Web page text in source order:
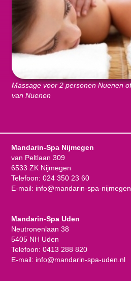
Massage voor 2 personen Nuenen
van Nuenen
Mandarin-Spa Nijmegen
van Peltlaan 309
6533 ZK Nijmegen
Telefoon: 024 350 23 60
E-mail: info@mandarin-spa-
Mandarin-Spa Uden
Neutronenlaan 38
5405 NH Uden
Telefoon: 0413 288 820
E-mail: info@mandarin-spa-uden.nl